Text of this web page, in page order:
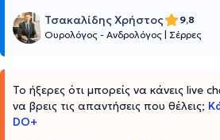
Τσακαλίδης Χρήστος
9,8
Ουρολόγος - Ανδρολόγος
Σέρρες
Το ήξερες ότι μπορείς να κάνεις live
να βρεις τις απαντήσεις που θέλεις;
DO+